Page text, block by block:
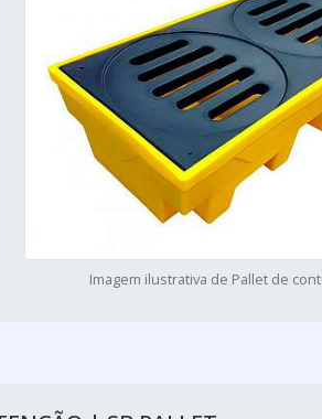
Imagem ilustrativa de Pallet de